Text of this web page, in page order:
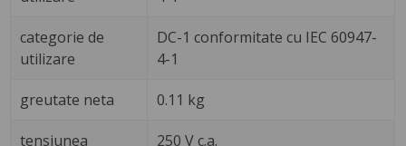
categorie de
utilizare
DC-1 conformitate cu IEC 60947-
4-1
greutate neta 0.11 kg
tensiunea
250 V c.a.